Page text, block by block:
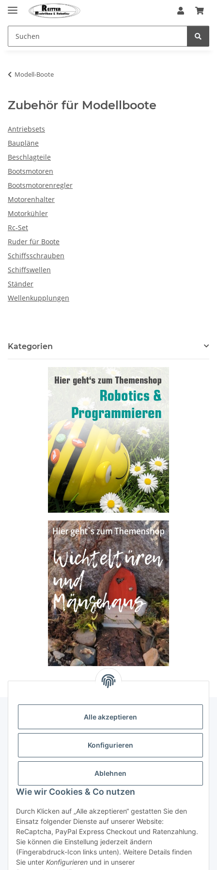
Alle akzeptieren
Konfigurieren
Ablehnen
Wie wir Cookies & Co nutzen
Durch Klicken auf „Alle akzeptieren“ gestatten Sie den
Einsatz folgender Dienste auf unserer Website:
ReCaptcha, PayPal Express Checkout und Ratenzahlung.
Sie können die Einstellung jederzeit ändern
(Fingerabdruck-Icon links unten). Weitere Details finden
Sie unter Konfigurieren und in unserer
Modell-Boote
Zubehör für Modellboote
Antriebsets
Baupläne
Beschlagteile
Bootsmotoren
Bootsmotorenregler
Motorenhalter
Motorkühler
Rc-Set
Ruder für Boote
Schiffsschrauben
Schiffswellen
Ständer
Wellenkupplungen
Kategorien
Allgemeine Informationen
Rechtliche Infomationen
Service
Vertrag widerrufen